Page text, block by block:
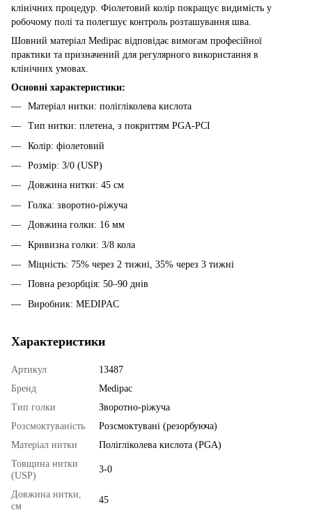
клінічних процедур. Фіолетовий колір покращує видимість у
робочому полі та полегшує контроль розташування шва.
Шовний матеріал Medipac відповідає вимогам професійної
практики та призначений для регулярного використання в
клінічних умовах.
Основні характеристики:
Матеріал нитки: полігліколева кислота
Тип нитки: плетена, з покриттям PGA-PCI
Колір: фіолетовий
Розмір: 3/0 (USP)
Довжина нитки: 45 см
Голка: зворотно-ріжуча
Довжина голки: 16 мм
Кривизна голки: 3/8 кола
Міцність: 75% через 2 тижні, 35% через 3 тижні
Повна резорбція: 50–90 днів
Виробник: MEDIPAC
Характеристики
Артикул
13487
Бренд
Medipac
Тип голки
Зворотно-ріжуча
Розсмоктуваність
Розсмоктувані (резорбуюча)
Матеріал нитки
Полігліколева кислота (PGA)
Товщина нитки
(USP)
3-0
Довжина нитки,
см
45